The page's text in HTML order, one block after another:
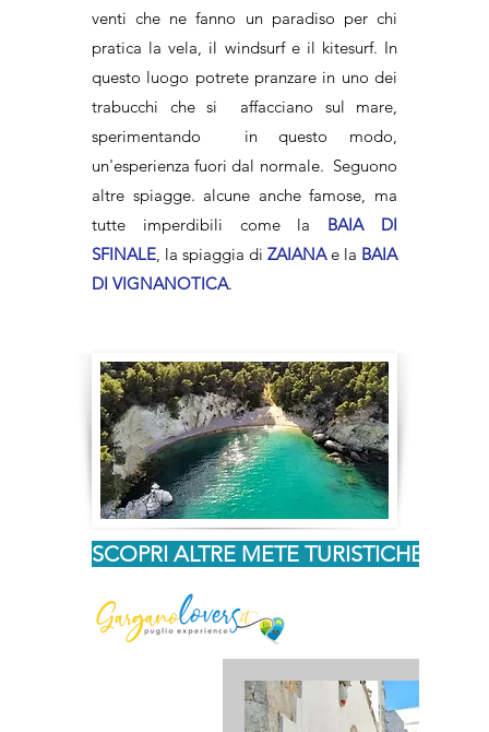
venti che ne fanno un paradiso per chi
pratica la vela, il windsurf e il kitesurf. In
questo luogo potrete pranzare in uno dei
trabucchi che si affacciano sul mare,
sperimentando in questo modo,
un'esperienza fuori dal normale. Seguono
altre spiagge. alcune anche famose, ma
tutte imperdibili come la BAIA DI
SFINALE, la spiaggia di ZAIANAe la BAIA
DI VIGNANOTICA.
SCOPRI ALTRE METE TURISTICHE